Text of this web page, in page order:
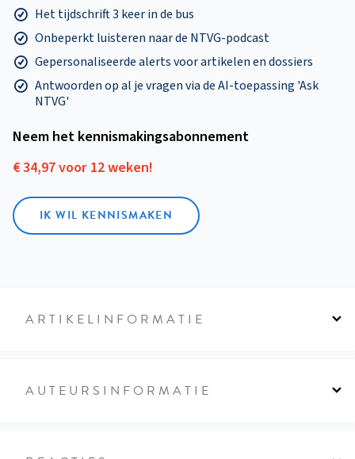
Het tijdschrift 3 keer in de bus
Onbeperkt luisteren naar de NTVG-podcast
Gepersonaliseerde alerts voor artikelen en dossiers
Antwoorden op al je vragen via de AI-toepassing 'Ask
NTVG'
Neem het kennismakings­abonnement
€ 34,97 voor 12 weken!
IK WIL KENNISMAKEN
ARTIKELINFORMATIE
AUTEURSINFORMATIE